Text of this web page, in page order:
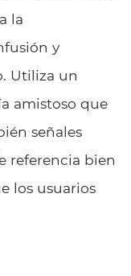
la
y
Utiliza un
amistoso que
señales
referencia bien
los usuarios